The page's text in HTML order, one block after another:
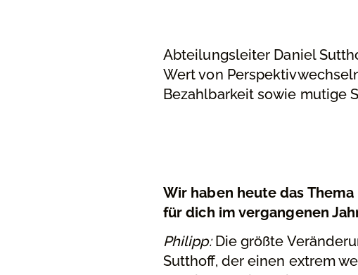
Abteilungsleiter Daniel
Wert von
Bezahlbarkeit sowie mutige
Wir haben heute das Thema
für dich im vergangenen
Philipp: Die größte
Sutthoﬀ, der einen extrem